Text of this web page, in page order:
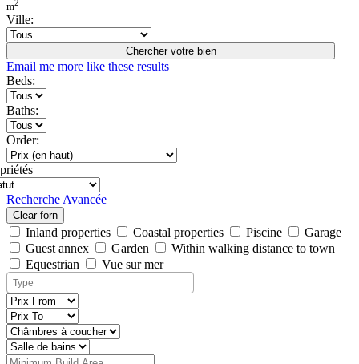
m2
Ville:
Chercher votre bien
Email me more like these results
Beds:
Baths:
Order:
Recherche Avancée
Clear forn
Inland properties Coastal properties Piscine
Garage
Guest annex
Garden
Within walking distance to town
Equestrian
Vue sur mer